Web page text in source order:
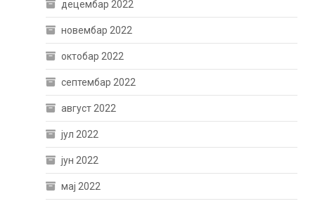
децембар 2022
новембар 2022
октобар 2022
септембар 2022
август 2022
јул 2022
јун 2022
мај 2022